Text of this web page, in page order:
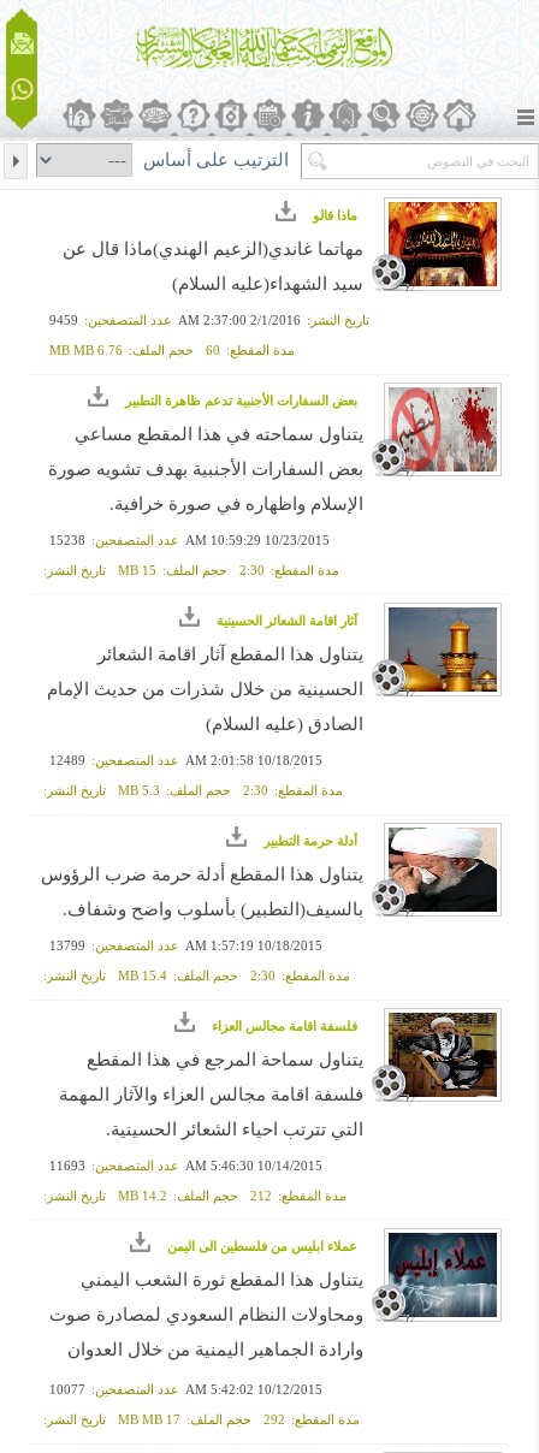
الترتيب على أساس
ماذا قالو
مهاتما غاندي(الزعيم الهندي)ماذا قال عن
سيد الشهداء(عليه السلام)
9459 عدد المتصفحين: 2/1/2016 2:37:00 AM تاريخ النشر:
6.76 MB MB حجم الملف: 60 مدة المقطع:
بعض السفارات الأجنبية تدعم ظاهرة التطبير
يتناول سماحته في هذا المقطع مساعي
بعض السفارات الأجنبية بهدف تشويه صورة
الإسلام واظهاره في صورة خرافية.
15238 عدد المتصفحين: 10/23/2015 10:59:29 AM
تاريخ النشر: 15 MB حجم الملف: 2:30 مدة المقطع:
آثار اقامة الشعائر الحسينية
يتناول هذا المقطع آثار اقامة الشعائر
الحسينية من خلال شذرات من حديث الإمام
الصادق (عليه السلام)
12489 عدد المتصفحين: 10/18/2015 2:01:58 AM
تاريخ النشر: 5.3 MB حجم الملف: 2:30 مدة المقطع:
أدلة حرمة التطبير
يتناول هذا المقطع أدلة حرمة ضرب الرؤوس
بالسيف(التطبير) بأسلوب واضح وشفاف.
13799 عدد المتصفحين: 10/18/2015 1:57:19 AM
تاريخ النشر: 15.4 MB حجم الملف: 2:30 مدة المقطع:
فلسفة اقامة مجالس العزاء
يتناول سماحة المرجع في هذا المقطع
فلسفة اقامة مجالس العزاء والآثار المهمة
التي تترتب احياء الشعائر الحسينية.
11693 عدد المتصفحين: 10/14/2015 5:46:30 AM
تاريخ النشر: 14.2 MB حجم الملف: 212 مدة المقطع:
عملاء ابليس من فلسطين الى اليمن
يتناول هذا المقطع ثورة الشعب اليمني
ومحاولات النظام السعودي لمصادرة صوت
وارادة الجماهير اليمنية من خلال العدوان
العسكري.
10077 عدد المتصفحين: 10/12/2015 5:42:02 AM
تاريخ النشر: 17 MB MB حجم الملف: 292 مدة المقطع: